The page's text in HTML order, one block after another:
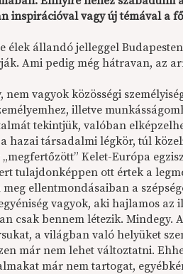
inspirációval vagy új témával a
élek állandó jelleggel
Ami pedig még hátravan, az
nem vagyok közösségi
illetve
tekintjük, valóban
hazai társadalmi légkör, túl
Kelet-Európa
tulajdonképpen ott értek a
ellentmondásaiban a
vagyok, aki hajlamos az
csak bennem létezik.
a világban való helyüket
már nem lehet változtatni.
már nem tartogat,